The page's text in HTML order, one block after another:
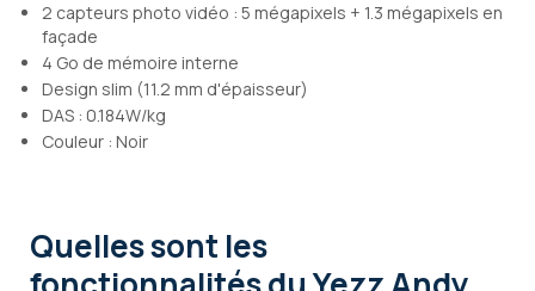
2 capteurs photo vidéo : 5 mégapixels + 1.3 mégapixels en
façade
4 Go de mémoire interne
Design slim (11.2 mm d'épaisseur)
DAS : 0.184W/kg
Couleur : Noir
Quelles sont les